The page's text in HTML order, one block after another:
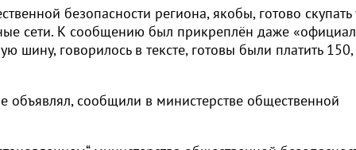
безопасности региона, якобы, готово скупать
сети. К сообщению был прикреплён даже
шину, говорилось в тексте, готовы были платить 150,
сообщили в министерстве общественной